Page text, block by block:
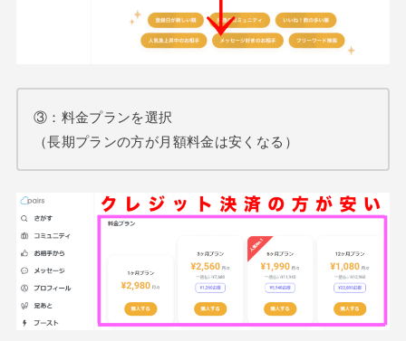
③：料金プランを選択
（長期プランの方が月額料金は安くなる）